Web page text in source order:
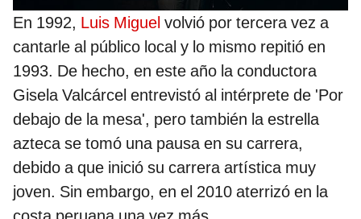
En 1992, Luis Miguel volvió por tercera vez a
cantarle al público local y lo mismo repitió en
1993. De hecho, en este año la conductora
Gisela Valcárcel entrevistó al intérprete de 'Por
debajo de la mesa', pero también la estrella
azteca se tomó una pausa en su carrera,
debido a que inició su carrera artística muy
joven. Sin embargo, en el 2010 aterrizó en la